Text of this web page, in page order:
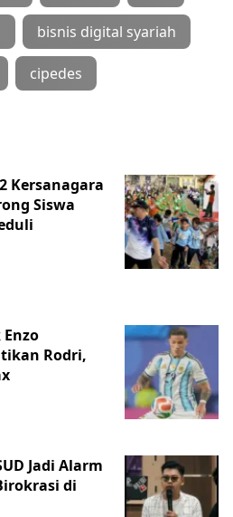
bisnis digital syariah
cipedes
Kersanagara
Siswa
Rodri,
Jadi Alarm
di